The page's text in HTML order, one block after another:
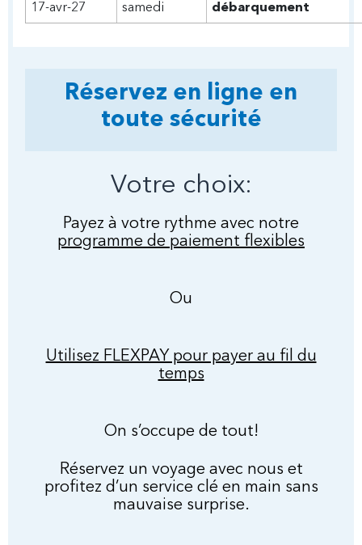
17-avr-27 samedi débarquement
Réservez en ligne en
toute sécurité
Votre choix:
Payez à votre rythme avec notre
programme de paiement flexibles
Ou
Utilisez FLEXPAY pour payer au fil du
temps
On s’occupe de tout!
Réservez un voyage avec nous et
profitez d’un service clé en main sans
mauvaise surprise.